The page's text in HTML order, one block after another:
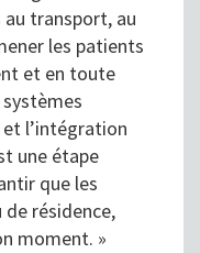
transport, au
les patients
et en toute
l’intégration
une étape
que les
résidence,
moment. »